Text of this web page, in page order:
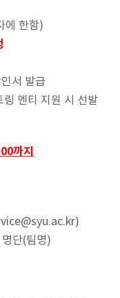
에 한함)
서 발급
멘티 지원 시 선발
까지
단(팀명)